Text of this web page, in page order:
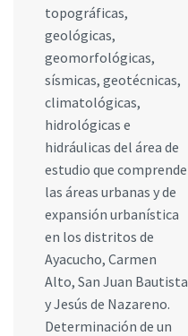
topográficas,
geológicas,
geomorfológicas,
sísmicas, geotécnicas,
climatológicas,
hidrológicas e
hidráulicas del área de
estudio que comprende
las áreas urbanas y de
expansión urbanística
en los distritos de
Ayacucho, Carmen
Alto, San Juan Bautista
y Jesús de Nazareno.
Determinación de un